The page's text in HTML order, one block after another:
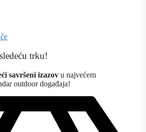
trku!
savršeni izazov u najvećem
outdoor događaja!